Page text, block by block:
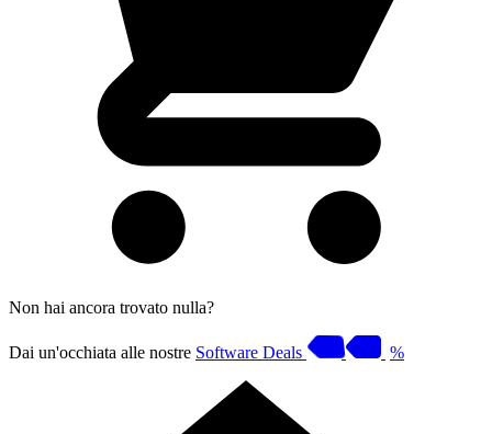
Non hai ancora trovato nulla?
Dai un'occhiata alle nostre Software Deals %